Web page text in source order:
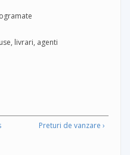
livrari, agenti
Preturi de vanzare ›